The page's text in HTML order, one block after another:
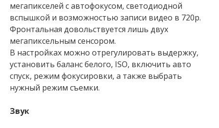
мегапикселей с автофокусом, светодиодной
вспышкой и возможностью записи видео в 720p.
Фронтальная довольствуется лишь двух
мегапиксельным сенсором.
В настройках можно отрегулировать выдержку,
установить баланс белого, ISO, включить авто
спуск, режим фокусировки, а также выбрать
нужный режим съемки.
Звук